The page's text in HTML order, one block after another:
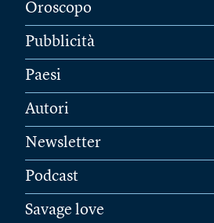
Oroscopo
Pubblicità
Paesi
Autori
Newsletter
Podcast
Savage love